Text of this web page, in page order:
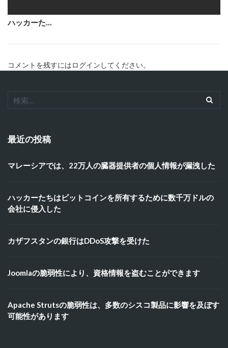
ハッカーた…
コメントを残すにはログインしてください。
最近の投稿
マレーシアでは、22万人の臓器提供者の個人情報が漏洩した
ハッカーたちはビットコインを所有するために数千万ドルの
会社に侵入した
カザフスタンの銀行はDDoS攻撃を受けた
Joomlaの脆弱性により、資格情報を盗むことができます
Apache Strutsの脆弱性は、多数のシスコ製品に影響を及ぼす
可能性があります